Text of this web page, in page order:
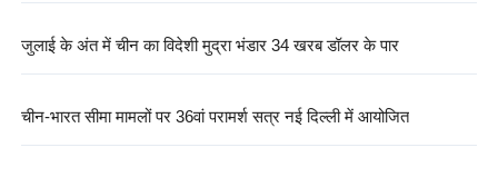
जुलाई के अंत में चीन का विदेशी मुद्रा भंडार 34 खरब डॉलर के पार
चीन-भारत सीमा मामलों पर 36वां परामर्श सत्र नई दिल्ली में आयोजित